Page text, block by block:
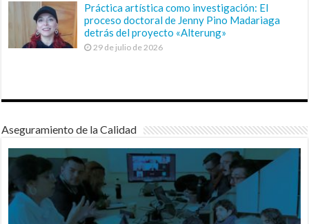
Práctica artística como investigación: El
proceso doctoral de Jenny Pino Madariaga
detrás del proyecto «Alterung»
29 de julio de 2026
Aseguramiento de la Calidad